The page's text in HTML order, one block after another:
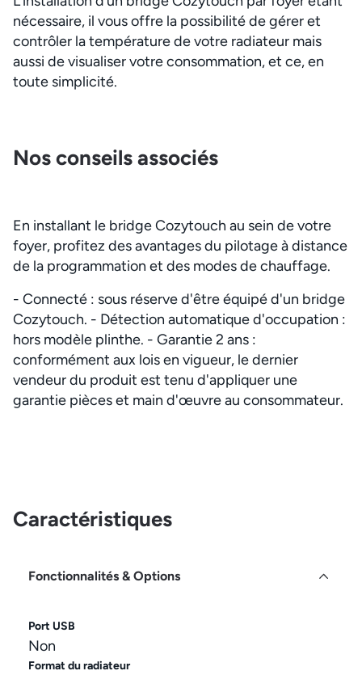
nécessaire, il vous offre la possibilité de gérer et
contrôler la température de votre radiateur mais
aussi de visualiser votre consommation, et ce, en
toute simplicité.
Nos conseils associés
En installant le bridge Cozytouch au sein de votre
foyer, profitez des avantages du pilotage à distance
de la programmation et des modes de chauffage.
- Connecté : sous réserve d'être équipé d'un bridge
Cozytouch. - Détection automatique d'occupation :
hors modèle plinthe. - Garantie 2 ans :
conformément aux lois en vigueur, le dernier
vendeur du produit est tenu d'appliquer une
garantie pièces et main d'œuvre au consommateur.
Caractéristiques
Fonctionnalités & Options
Port USB
Non
Format du radiateur